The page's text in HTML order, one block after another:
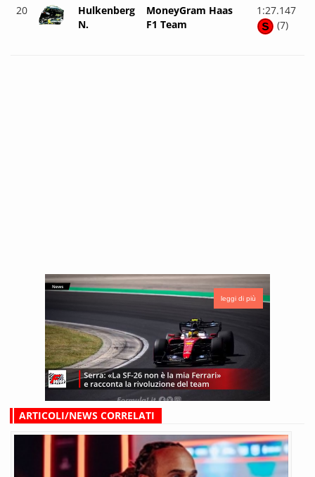
20
Hulkenberg
N.
MoneyGram Haas
F1 Team
1:27.147
(7)
leggi di più
ARTICOLI/NEWS CORRELATI